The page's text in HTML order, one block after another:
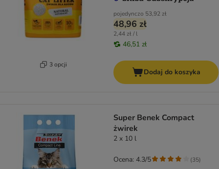
3 opcji
pojedynczo 53,92 zł
48,96 zł
2,44 zł / l
46,51 zł
Dodaj do koszyka
Super Benek Compact
żwirek
2 x 10 l
Ocena: 4.3/5 (35)